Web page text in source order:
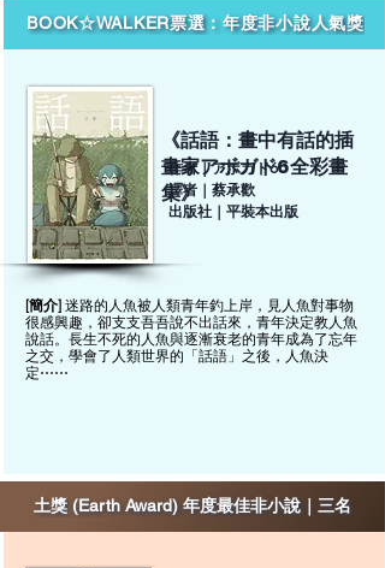
BOOK☆WALKER票選：年度非小說人氣獎
《話語：畫中有話的插
畫家アボガド6全彩畫
集》
作者｜アボガド6
譯者｜蔡承歡
出版社｜平裝本出版
[簡介] 迷路的人魚被人類青年釣上岸，見人魚對事物
很感興趣，卻支支吾吾說不出話來，青年決定教人魚
說話。長生不死的人魚與逐漸衰老的青年成為了忘年
之交，學會了人類世界的「話語」之後，人魚決
定⋯⋯
土獎 (Earth Award) 年度最佳非小說｜三名